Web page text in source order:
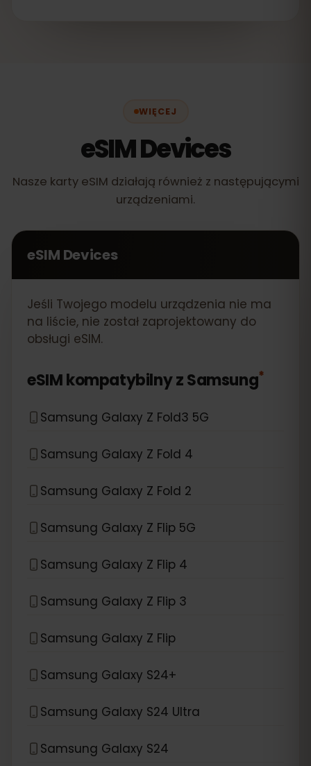
WIĘCEJ
eSIM Devices
Nasze karty eSIM działają również z następującymi
urządzeniami.
eSIM Devices
Jeśli Twojego modelu urządzenia nie ma
na liście, nie został zaprojektowany do
obsługi eSIM.
eSIM kompatybilny zSamsung*
Samsung Galaxy Z Fold3 5G
Samsung Galaxy Z Fold 4
Samsung Galaxy Z Fold 2
Samsung Galaxy Z Flip 5G
Samsung Galaxy Z Flip 4
Samsung Galaxy Z Flip 3
Samsung Galaxy Z Flip
Samsung Galaxy S24+
Samsung Galaxy S24 Ultra
Samsung Galaxy S24